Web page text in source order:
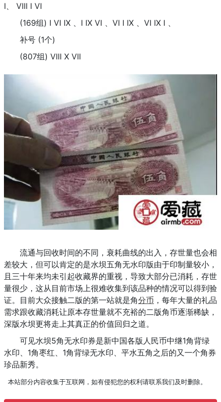
I、 VIII I VI
(169组) I VI IX 、I IX VI 、VI I IX 、VI IX I 、
补号 (1个)
(807组) VIII X VII
流通与回收时间的不同，衰耗曲线的出入，存世量也会相
差较大，但可以肯定的是水坝五角无水印版由于印制量较小，
且三十年来均未引起收藏界的重视，导致大部分已消耗，存世
量很少，这从目前市场上很难收集到该品种的情况可以得到验
证。目前大众接触二版的第一站就是角分币 ，每年大量的礼品
需求跟收藏消耗让原本存世量就不充裕的二版角币逐渐稀缺，
深版水坝更将走上其真正的价值回归之道。
可见水坝5角无水印券是新中国各版人民币中继1角背绿
水印、1角枣红、1角背绿无水印、平水五角之后的又一个角券
珍品新秀。
本站部分内容收集于互联网，如有侵犯您的权利请联系我们及时删除。